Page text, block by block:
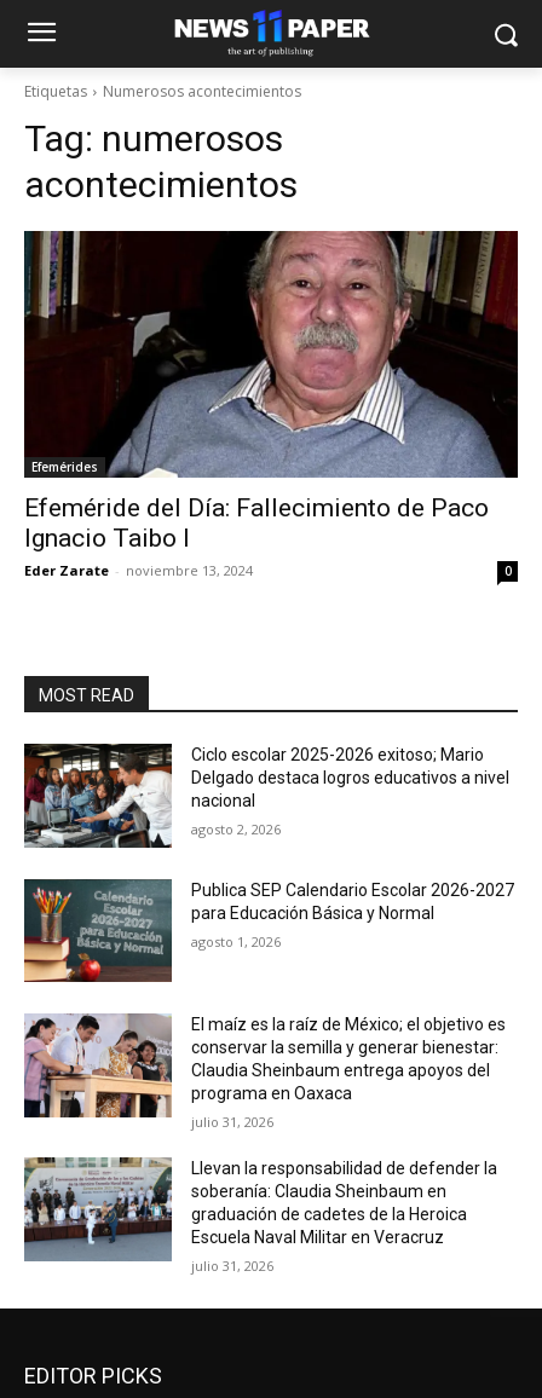
Etiquetas Numerosos acontecimientos
Tag: numerosos
acontecimientos
Efemérides
Efeméride del Día: Fallecimiento de Paco
Ignacio Taibo I
Eder Zarate - noviembre 13, 2024 0
MOST READ
Ciclo escolar 2025-2026 exitoso; Mario
Delgado destaca logros educativos a nivel
nacional
agosto 2, 2026
Publica SEP Calendario Escolar 2026-2027
para Educación Básica y Normal
agosto 1, 2026
El maíz es la raíz de México; el objetivo es
conservar la semilla y generar bienestar:
Claudia Sheinbaum entrega apoyos del
programa en Oaxaca
julio 31, 2026
Llevan la responsabilidad de defender la
soberanía: Claudia Sheinbaum en
graduación de cadetes de la Heroica
Escuela Naval Militar en Veracruz
julio 31, 2026
EDITOR PICKS